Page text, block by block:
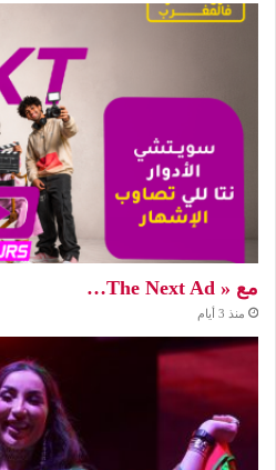
مع « The Next Ad…
منذ 3 أيام